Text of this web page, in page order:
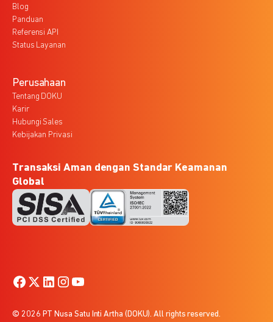
Blog
Panduan
Referensi API
Status Layanan
Perusahaan
Tentang DOKU
Karir
Hubungi Sales
Kebijakan Privasi
Transaksi Aman dengan Standar Keamanan
Global
© 2026 PT Nusa Satu Inti Artha (DOKU). All rights reserved.